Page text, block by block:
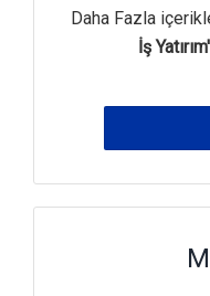
Daha Fazla
İş